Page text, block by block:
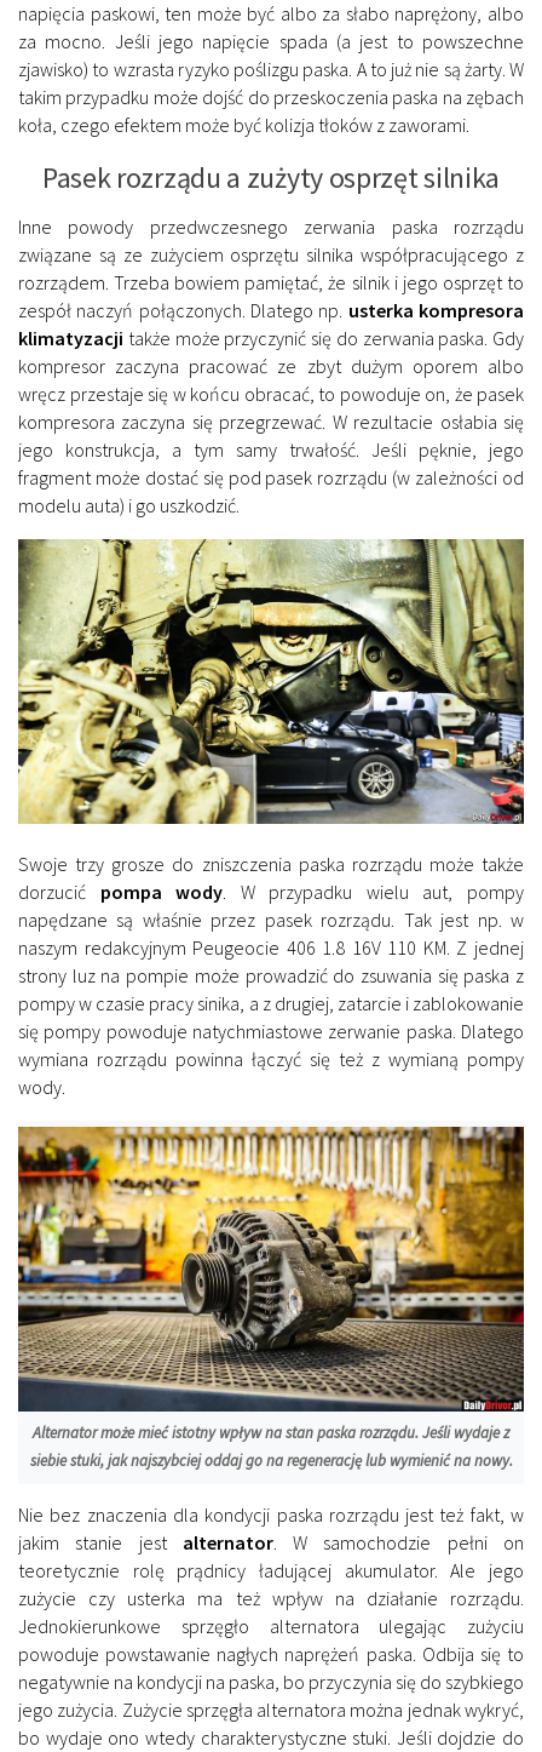
napięcia paskowi, ten może być albo za słabo naprężony, albo
za mocno. Jeśli jego napięcie spada (a jest to powszechne
zjawisko) to wzrasta ryzyko poślizgu paska. A to już nie są żarty. W
takim przypadku może dojść do przeskoczenia paska na zębach
koła, czego efektem może być kolizja tłoków z zaworami.
Pasek rozrządu a zużyty osprzęt silnika
Inne powody przedwczesnego zerwania paska rozrządu
związane są ze zużyciem osprzętu silnika współpracującego z
rozrządem. Trzeba bowiem pamiętać, że silnik i jego osprzęt to
zespół naczyń połączonych. Dlatego np. usterka kompresora
klimatyzacji także może przyczynić się do zerwania paska. Gdy
kompresor zaczyna pracować ze zbyt dużym oporem albo
wręcz przestaje się w końcu obracać, to powoduje on, że pasek
kompresora zaczyna się przegrzewać. W rezultacie osłabia się
jego konstrukcja, a tym samy trwałość. Jeśli pęknie, jego
fragment może dostać się pod pasek rozrządu (w zależności od
modelu auta) i go uszkodzić.
Swoje trzy grosze do zniszczenia paska rozrządu może także
dorzucić pompa wody. W przypadku wielu aut, pompy
napędzane są właśnie przez pasek rozrządu. Tak jest np. w
naszym redakcyjnym Peugeocie 406 1.8 16V 110 KM. Z jednej
strony luz na pompie może prowadzić do zsuwania się paska z
pompy w czasie pracy sinika, a z drugiej, zatarcie i zablokowanie
się pompy powoduje natychmiastowe zerwanie paska. Dlatego
wymiana rozrządu powinna łączyć się też z wymianą pompy
wody.
Alternator może mieć istotny wpływ na stan paska rozrządu. Jeśli wydaje z
siebie stuki, jak najszybciej oddaj go na regenerację lub wymienić na nowy.
Nie bez znaczenia dla kondycji paska rozrządu jest też fakt, w
jakim stanie jest alternator. W samochodzie pełni on
teoretycznie rolę prądnicy ładującej akumulator. Ale jego
zużycie czy usterka ma też wpływ na działanie rozrządu.
Jednokierunkowe sprzęgło alternatora ulegając zużyciu
powoduje powstawanie nagłych naprężeń paska. Odbija się to
negatywnie na kondycji na paska, bo przyczynia się do szybkiego
jego zużycia. Zużycie sprzęgła alternatora można jednak wykryć,
bo wydaje ono wtedy charakterystyczne stuki. Jeśli dojdzie do